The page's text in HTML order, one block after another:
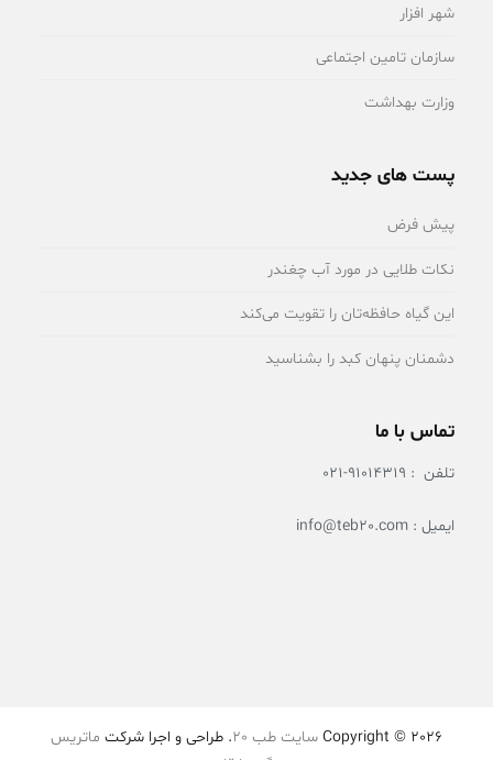
شهر افزار
سازمان تامین اجتماعی
وزارت بهداشت
پست های جدید
پیش فرض
نکات طلایی در مورد آب چغندر
این گیاه حافظه‌تان را تقویت می‌کند
دشمنان پنهان کبد را بشناسید
تماس با ما
تلفن : 91014319-021
ایمیل : info@teb20.com
Copyright © 2026 سایت طب 20 . طراحی و اجرا شرکت ماتریس